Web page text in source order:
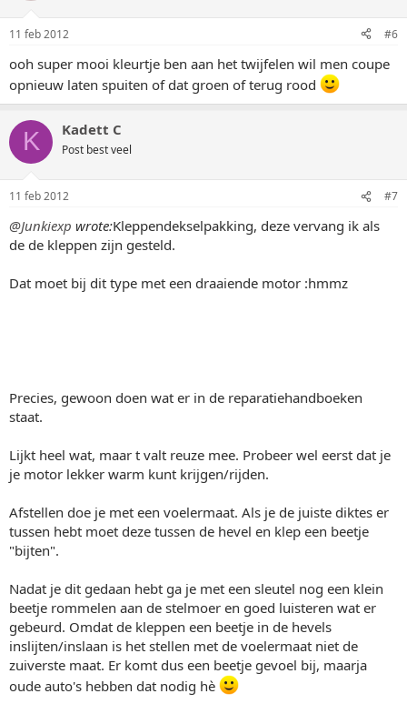
11 feb 2012 #6
ooh super mooi kleurtje ben aan het twijfelen wil men coupe
opnieuw laten spuiten of dat groen of terug rood
K Kadett C
Post best veel
11 feb 2012 #7
@Junkiexp wrote:Kleppendekselpakking, deze vervang ik als
de de kleppen zijn gesteld.
Dat moet bij dit type met een draaiende motor :hmmz
Precies, gewoon doen wat er in de reparatiehandboeken
staat.
Lijkt heel wat, maar t valt reuze mee. Probeer wel eerst dat je
je motor lekker warm kunt krijgen/rijden.
Afstellen doe je met een voelermaat. Als je de juiste diktes er
tussen hebt moet deze tussen de hevel en klep een beetje
"bijten".
Nadat je dit gedaan hebt ga je met een sleutel nog een klein
beetje rommelen aan de stelmoer en goed luisteren wat er
gebeurd. Omdat de kleppen een beetje in de hevels
inslijten/inslaan is het stellen met de voelermaat niet de
zuiverste maat. Er komt dus een beetje gevoel bij, maarja
oude auto's hebben dat nodig hè